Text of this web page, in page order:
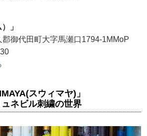
」
御代田町大字馬瀬口1794-1MMoP
スウィマヤ)」
ネビル刺繍の世界